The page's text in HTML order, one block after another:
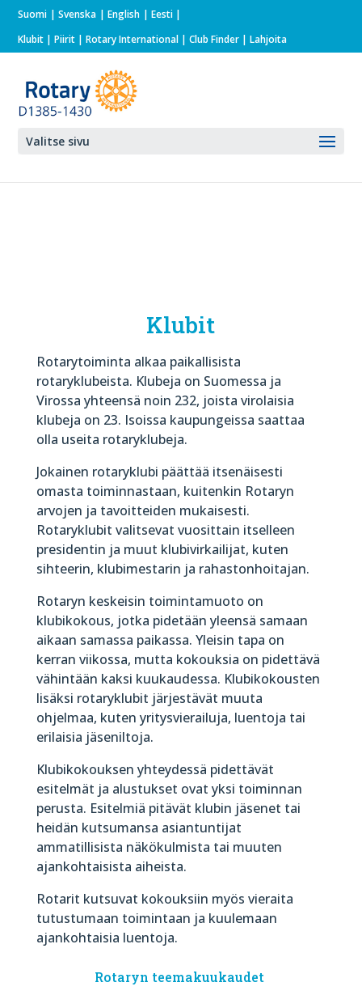
Suomi Svenska English
Eesti
Klubit |Piirit |Rotary International | Club Finder | Lahjoita
Valitse sivu
Klubit
Rotarytoiminta alkaa paikallisista
rotaryklubeista. Klubeja on Suomessa ja
Virossa yhteensä noin 232, joista virolaisia
klubeja on 23. Isoissa kaupungeissa saattaa
olla useita rotaryklubeja.
Jokainen rotaryklubi päättää itsenäisesti
omasta toiminnastaan, kuitenkin Rotaryn
arvojen ja tavoitteiden mukaisesti.
Rotaryklubit valitsevat vuosittain itselleen
presidentin ja muut klubivirkailijat, kuten
sihteerin, klubimestarin ja rahastonhoitajan.
Rotaryn keskeisin toimintamuoto on
klubikokous, jotka pidetään yleensä samaan
aikaan samassa paikassa. Yleisin tapa on
kerran viikossa, mutta kokouksia on pidettävä
vähintään kaksi kuukaudessa. Klubikokousten
lisäksi rotaryklubit järjestävät muuta
ohjelmaa, kuten yritysvierailuja, luentoja tai
erilaisia jäseniltoja.
Klubikokouksen yhteydessä pidettävät
esitelmät ja alustukset ovat yksi toiminnan
perusta. Esitelmiä pitävät klubin jäsenet tai
heidän kutsumansa asiantuntijat
ammatillisista näkökulmista tai muuten
ajankohtaisista aiheista.
Rotarit kutsuvat kokouksiin myös vieraita
tutustumaan toimintaan ja kuulemaan
ajankohtaisia luentoja.
Rotaryn teemakuukaudet